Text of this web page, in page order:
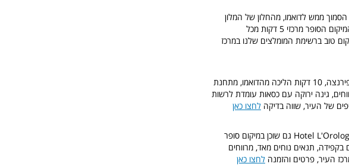
ממש לדואמו, מהחלון של המלון
תוכלו לראות את אחד היצירות הארכיטקטוניות הגדולות ביותר של איטליה, המיקום הסופר מרכזי 5 דקות מכל
טוב ברשימת המומלצים שלנו במרכז
יופי של מלון במיקום מעולה, בשכונה השקטה הצמודה למרכז העניינים של פירנצה, 10 דקות הליכה מהדואמו, מתחנת
גינה ירוקה עם כסאות עומדת לרשות
של העיר, שווה בדיקה לחצו כאן
Hotel L'Orologio גם שוכן במיקום סופר
מאובזרים בקפידה, תנאים נוחים מאד, מרווחים
העיר, פרטים והזמנה לחצו כאן